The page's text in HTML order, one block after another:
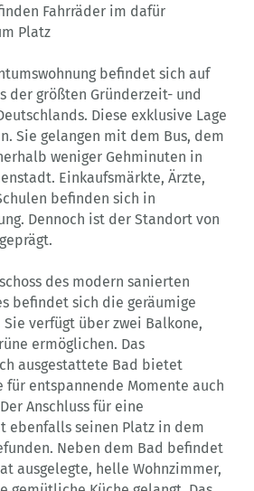
Fahrräder im dafür
Platz
befindet sich auf
der größten Gründerzeit- und
Diese exklusive Lage
Sie gelangen mit dem Bus, dem
weniger Gehminuten in
Einkaufsmärkte, Ärzte,
befinden sich in
Dennoch ist der Standort von
des modern sanierten
befindet sich die geräumige
Sie verfügt über zwei Balkone,
ermöglichen. Das
ausgestattete Bad bietet
für entspannende Momente auch
Anschluss für eine
ebenfalls seinen Platz in dem
Neben dem Bad befindet
ausgelegte, helle Wohnzimmer,